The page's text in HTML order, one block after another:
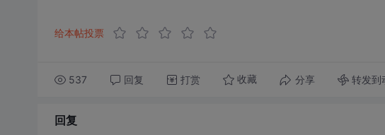
给本帖投票
537 回复 打赏 收藏 分享 转发到
回复